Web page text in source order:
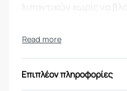
λιπαντικών χωρίς να
Αυτές οι βαμβακερές
διαλυτικού ή για την
εσωτερική επιφάνεια
Επιπλέον πληροφορίες